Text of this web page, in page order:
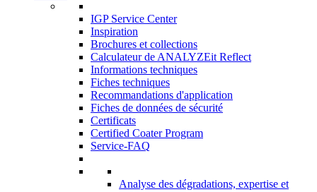
IGP Service Center
Inspiration
Brochures et collections
Calculateur de ANALYZEit Reflect
Informations techniques
Fiches techniques
Recommandations d'application
Fiches de données de sécurité
Certificats
Certified Coater Program
Service-FAQ
Analyse des dégradations, expertise et